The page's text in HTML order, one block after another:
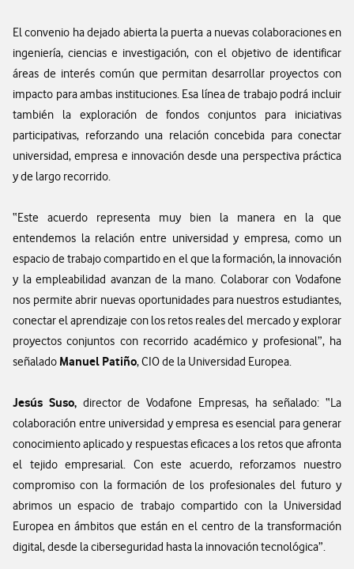
El convenio ha dejado abierta la puerta a nuevas colaboraciones en
ingeniería, ciencias e investigación, con el objetivo de identificar
áreas de interés común que permitan desarrollar proyectos con
impacto para ambas instituciones. Esa línea de trabajo podrá incluir
también la exploración de fondos conjuntos para iniciativas
participativas, reforzando una relación concebida para conectar
universidad, empresa e innovación desde una perspectiva práctica
y de largo recorrido.
“Este acuerdo representa muy bien la manera en la que
entendemos la relación entre universidad y empresa, como un
espacio de trabajo compartido en el que la formación, la innovación
y la empleabilidad avanzan de la mano. Colaborar con Vodafone
nos permite abrir nuevas oportunidades para nuestros estudiantes,
conectar el aprendizaje con los retos reales del mercado y explorar
proyectos conjuntos con recorrido académico y profesional”, ha
señalado Manuel Patiño, CIO de la Universidad Europea.
Jesús Suso,director de Vodafone Empresas, ha señalado: “La
colaboración entre universidad y empresa es esencial para generar
conocimiento aplicado y respuestas eficaces a los retos que afronta
el tejido empresarial. Con este acuerdo, reforzamos nuestro
compromiso con la formación de los profesionales del futuro y
abrimos un espacio de trabajo compartido con la Universidad
Europea en ámbitos que están en el centro de la transformación
digital, desde la ciberseguridad hasta la innovación tecnológica”.